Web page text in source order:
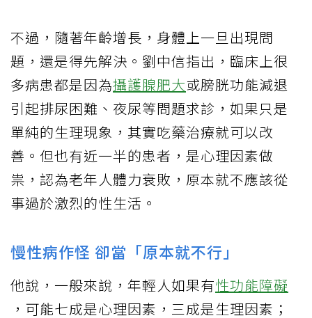
不過，隨著年齡增長，身體上一旦出現問
題，還是得先解決。劉中信指出，臨床上很
多病患都是因為攝護腺肥大或膀胱功能減退
引起排尿困難、夜尿等問題求診，如果只是
單純的生理現象，其實吃藥治療就可以改
善。但也有近一半的患者，是心理因素做
祟，認為老年人體力衰敗，原本就不應該從
事過於激烈的性生活。
慢性病作怪 卻當「原本就不行」
他說，一般來說，年輕人如果有性功能障礙
，可能七成是心理因素，三成是生理因素；